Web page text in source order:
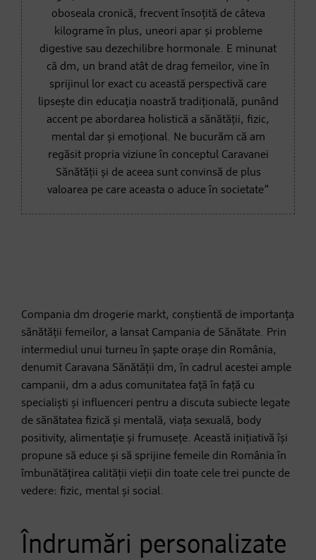
oboseala cronică, frecvent însoțită de câteva
kilograme în plus, uneori apar și probleme
digestive sau dezechilibre hormonale. E minunat
că dm, un brand atât de drag femeilor, vine în
sprijinul lor exact cu această perspectivă care
lipsește din educația noastră tradițională, punând
accent pe abordarea holistică a sănătății, fizic,
mental dar și emoțional. Ne bucurăm că am
regăsit propria viziune în conceptul Caravanei
Sănătății și de aceea sunt convinsă de plus
valoarea pe care aceasta o aduce în societate”
Compania dm drogerie markt, conștientă de importanța
sănătății femeilor, a lansat Campania de Sănătate. Prin
intermediul unui turneu în șapte orașe din România,
denumit Caravana Sănătății dm, în cadrul acestei ample
campanii, dm a adus comunitatea față în față cu
specialiști și influenceri pentru a discuta subiecte legate
de sănătatea fizică și mentală, viața sexuală, body
positivity, alimentație și frumusețe. Această inițiativă își
propune să educe și să sprijine femeile din România în
îmbunătățirea calității vieții din toate cele trei puncte de
vedere: fizic, mental și social.
Îndrumări personalizate